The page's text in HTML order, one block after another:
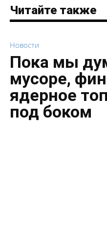
Читайте также
Новости
Пока мы
мусоре,
ядерное
под боком